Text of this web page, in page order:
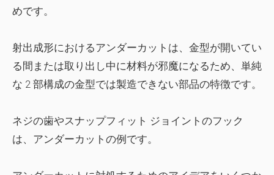
めです。
射出成形におけるアンダーカットは、金型が開いてい
る間または取り出し中に材料が邪魔になるため、単純
な 2 部構成の金型では製造できない部品の特徴です。
ネジの歯やスナップフィット ジョイントのフック
は、アンダーカットの例です。